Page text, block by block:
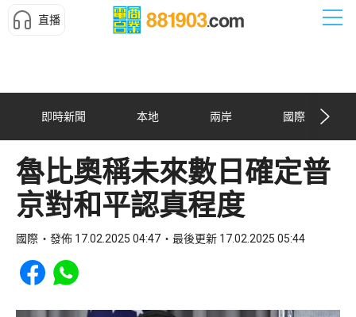
直播
即時新聞 本地 兩岸 國際
魯比奧稱未來數日確定普
京對和平認真程度
國際 發佈 17.02.2025 04:47 最後更新 17.02.2025 05:44
Share to Facebook
Share to WhatsApp